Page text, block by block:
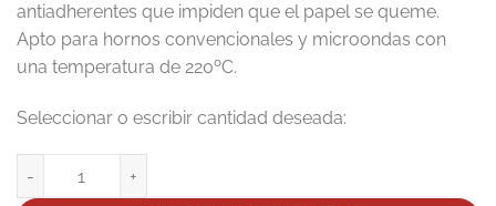
antiadherentes que impiden que el papel se queme.
Apto para hornos convencionales y microondas con
una temperatura de 220ºC.